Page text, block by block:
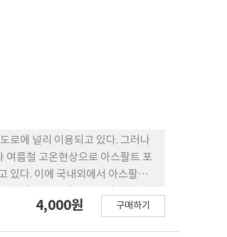
로에 널리 이용되고 있다. 그러나
여름철 고온현상으로 아스팔트 포
있다. 이에 국내외에서 아스팔트
그리드의 설치 위치, 포장단면의
4,000원 구매하기